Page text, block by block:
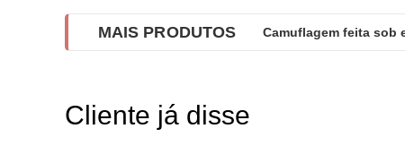
MAIS PRODUTOS Camuflagem feita sob
Cliente já disse